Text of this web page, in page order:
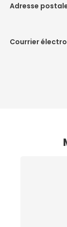
Adresse
Courrier